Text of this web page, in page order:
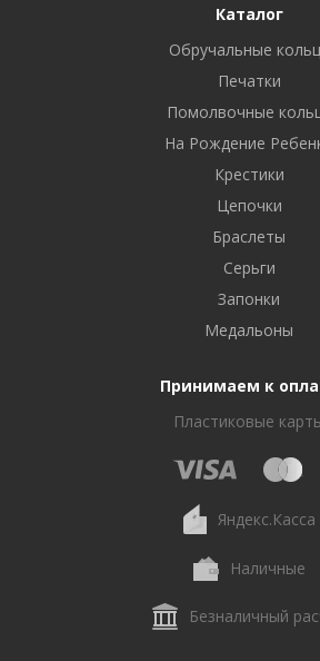
Каталог
Обручальные
Печатки
Помолвочные
На Рождение
Крестики
Цепочки
Браслеты
Серьги
Запонки
Медальоны
Принимаем к
Пластиковые
Яндекс.Касса
Наличные
Безналичный